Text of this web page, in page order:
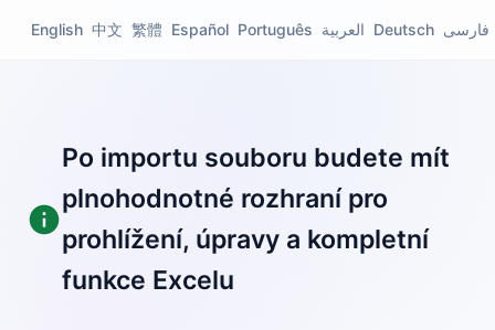
English 中文 繁體 Español Português العربية Deutsch فارسی
Po importu souboru budete mít
plnohodnotné rozhraní pro
prohlížení, úpravy a kompletní
funkce Excelu